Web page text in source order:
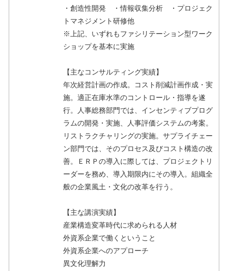
・創造性開発 ・情報収集分析 ・プロジェク
トマネジメント研修他
※上記、いずれもファシリテーション型ワーク
ショップを基本に実施
【主なコンサルティング実績】
年次経営計画の作成。コスト削減計画作成・実
施。適正在庫水準のコントロール・指導を遂
行。人事総務部門では、インセンティブプログ
ラムの開発・実施、人事評価システムの考案。
リストラクチャリングの実施。サプライチェー
ン部門では、そのプロセス及びコスト構造の改
善。ＥＲＰの導入に際しては、プロジェクトリ
ーダーを務め、導入期限内にその導入。組織全
般の企業風土・文化の改革を行う。
【主な講演実績】
産業構造変革時代に求められる人材
外資系企業で働くということ
外資系企業へのアプローチ
異文化理解力